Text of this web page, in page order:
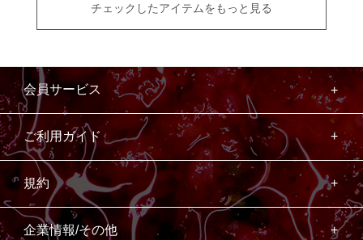
チェックしたアイテムをもっと見る
会員サービス
ご利用ガイド
規約
企業情報/その他